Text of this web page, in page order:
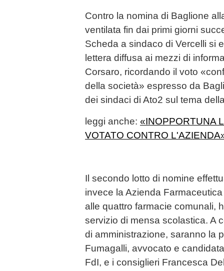
Contro la nomina di Baglione
ventilata fin dai primi giorni
Scheda a sindaco di Vercelli si
lettera diffusa ai mezzi di
Corsaro, ricordando il voto
della società» espresso da
dei sindaci di Ato2 sul tema
leggi anche: «INOPPORTUNA
VOTATO CONTRO
Il secondo lotto di nomine
invece la Azienda
alle quattro farmacie comunali,
servizio di mensa scolastica. A
di amministrazione, saranno la
Fumagalli, avvocato e
FdI, e i consiglieri Francesca